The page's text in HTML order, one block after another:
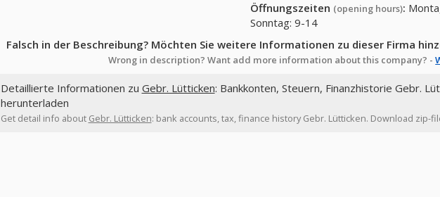
Öffnungszeiten (opening hours):
Sonntag: 9-14
Falsch in der Beschreibung? Möchten Sie weitere Informationen zu dieser Firma
Wrong in description? Want add more information about this company? -
Detaillierte Informationen zu Gebr. Lütticken: Bankkonten, Steuern, Finanzhistorie Gebr.
herunterladen
Get detail info about Gebr. Lütticken: bank accounts, tax, finance history Gebr. Lütticken. Download zip-